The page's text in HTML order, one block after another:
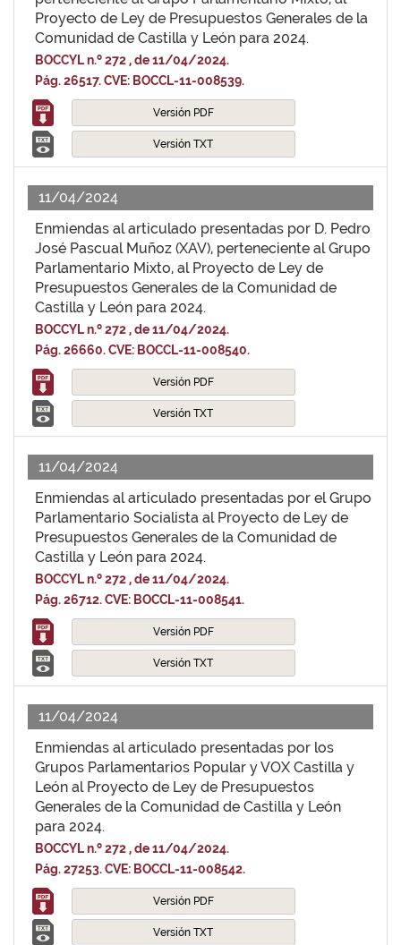
Proyecto de Ley de Presupuestos Generales de la
Comunidad de Castilla y León para 2024.
BOCCYL n.º 272 , de 11/04/2024.
Pág. 26517. CVE: BOCCL-11-008539.
Versión PDF
Versión TXT
11/04/2024
Enmiendas al articulado presentadas por D. Pedro
José Pascual Muñoz (XAV), perteneciente al Grupo
Parlamentario Mixto, al Proyecto de Ley de
Presupuestos Generales de la Comunidad de
Castilla y León para 2024.
BOCCYL n.º 272 , de 11/04/2024.
Pág. 26660. CVE: BOCCL-11-008540.
Versión PDF
Versión TXT
11/04/2024
Enmiendas al articulado presentadas por el Grupo
Parlamentario Socialista al Proyecto de Ley de
Presupuestos Generales de la Comunidad de
Castilla y León para 2024.
BOCCYL n.º 272 , de 11/04/2024.
Pág. 26712. CVE: BOCCL-11-008541.
Versión PDF
Versión TXT
11/04/2024
Enmiendas al articulado presentadas por los
Grupos Parlamentarios Popular y VOX Castilla y
León al Proyecto de Ley de Presupuestos
Generales de la Comunidad de Castilla y León
para 2024.
BOCCYL n.º 272 , de 11/04/2024.
Pág. 27253. CVE: BOCCL-11-008542.
Versión PDF
Versión TXT